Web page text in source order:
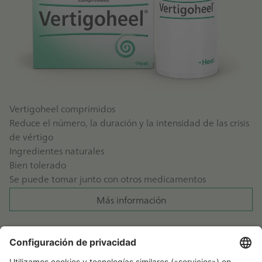
Vertigoheel comprimidos
Reduce el número, la duración y la intensidad de las crisis
de vértigo
Ingredientes naturales
Bien tolerado
Se puede tomar junto con otros medicamentos
Más información